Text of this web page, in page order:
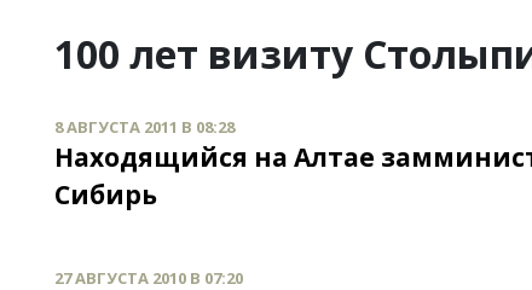
100 лет визиту
8 АВГУСТА 2011 В 08:28
Находящийся на Алтае
Сибирь
27 АВГУСТА 2010 В 07:20